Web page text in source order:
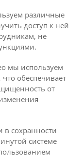
различные
доступ к ней
не
мы используем
обеспечивает
от
сохранности
системе